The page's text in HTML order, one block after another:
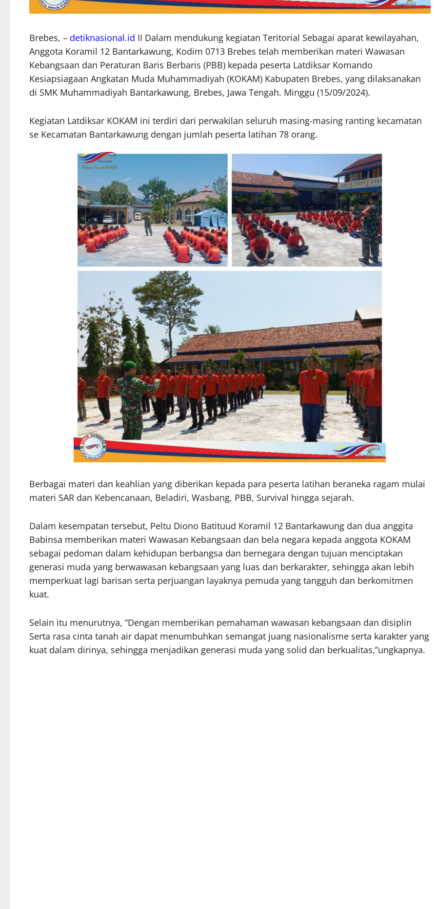
Brebes, – detiknasional.id II Dalam mendukung kegiatan Teritorial Sebagai aparat kewilayahan,
Anggota Koramil 12 Bantarkawung, Kodim 0713 Brebes telah memberikan materi Wawasan
Kebangsaan dan Peraturan Baris Berbaris (PBB) kepada peserta Latdiksar Komando
Kesiapsiagaan Angkatan Muda Muhammadiyah (KOKAM) Kabupaten Brebes, yang dilaksanakan
di SMK Muhammadiyah Bantarkawung, Brebes, Jawa Tengah. Minggu (15/09/2024).
Kegiatan Latdiksar KOKAM ini terdiri dari perwakilan seluruh masing-masing ranting kecamatan
se Kecamatan Bantarkawung dengan jumlah peserta latihan 78 orang.
Berbagai materi dan keahlian yang diberikan kepada para peserta latihan beraneka ragam mulai
materi SAR dan Kebencanaan, Beladiri, Wasbang, PBB, Survival hingga sejarah.
Dalam kesempatan tersebut, Peltu Diono Batituud Koramil 12 Bantarkawung dan dua anggita
Babinsa memberikan materi Wawasan Kebangsaan dan bela negara kepada anggota KOKAM
sebagai pedoman dalam kehidupan berbangsa dan bernegara dengan tujuan menciptakan
generasi muda yang berwawasan kebangsaan yang luas dan berkarakter, sehingga akan lebih
memperkuat lagi barisan serta perjuangan layaknya pemuda yang tangguh dan berkomitmen
kuat.
Selain itu menurutnya, “Dengan memberikan pemahaman wawasan kebangsaan dan disiplin
Serta rasa cinta tanah air dapat menumbuhkan semangat juang nasionalisme serta karakter yang
kuat dalam dirinya, sehingga menjadikan generasi muda yang solid dan berkualitas,”ungkapnya.